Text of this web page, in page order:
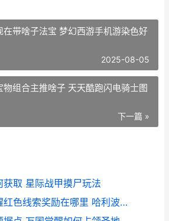
在带啥子法宝 梦幻西游手机游染色好
2025-08-05
物组合主推啥子 天天酷跑闪电骑士图
下一篇 »
获取 星际战甲摸尸玩法
哈利波特魔法觉醒红色线索奖励在哪里 哈利波特魔法觉醒周年庆几月几号